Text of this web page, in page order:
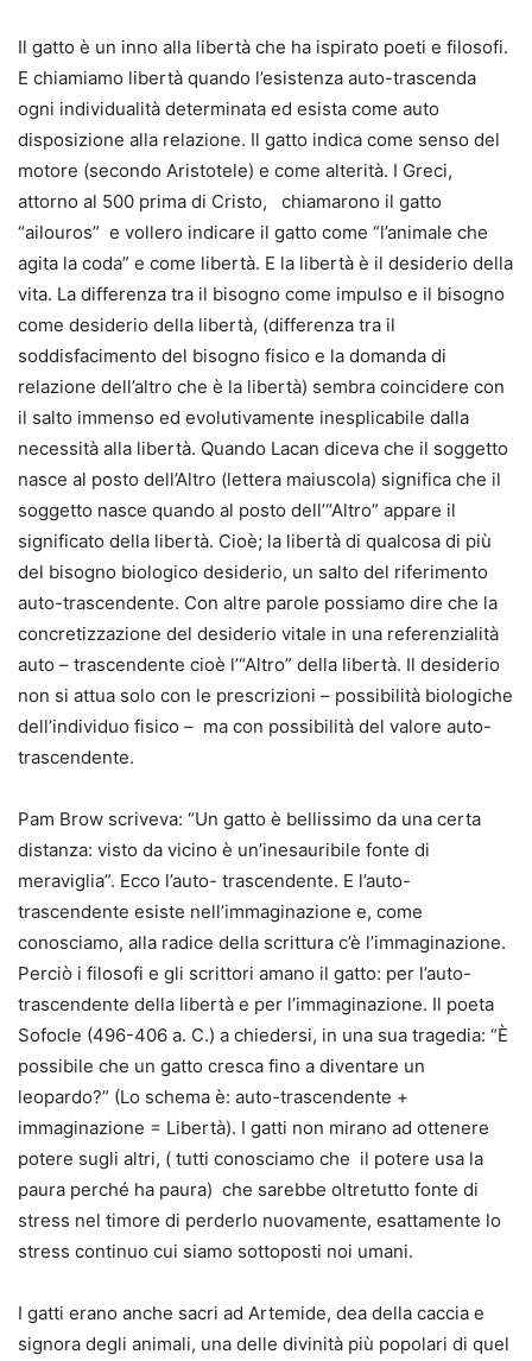
Il gatto è un inno alla libertà che ha ispirato poeti e filosofi.
E chiamiamo libertà quando l’esistenza auto-trascenda
ogni individualità determinata ed esista come auto
disposizione alla relazione. Il gatto indica come senso del
motore (secondo Aristotele) e come alterità. I Greci,
attorno al 500 prima di Cristo, chiamarono il gatto
“ailouros” e vollero indicare il gatto come “l’animale che
agita la coda” e come libertà. E la libertà è il desiderio della
vita. La differenza tra il bisogno come impulso e il bisogno
come desiderio della libertà, (differenza tra il
soddisfacimento del bisogno fisico e la domanda di
relazione dell’altro che è la libertà) sembra coincidere con
il salto immenso ed evolutivamente inesplicabile dalla
necessità alla libertà. Quando Lacan diceva che il soggetto
nasce al posto dell’Altro (lettera maiuscola) significa che il
soggetto nasce quando al posto dell’“Altro” appare il
significato della libertà. Cioè; la libertà di qualcosa di più
del bisogno biologico desiderio, un salto del riferimento
auto-trascendente. Con altre parole possiamo dire che la
concretizzazione del desiderio vitale in una referenzialità
auto – trascendente cioè l’“Altro” della libertà. Il desiderio
non si attua solo con le prescrizioni – possibilità biologiche
dell’individuo fisico – ma con possibilità del valore auto-
trascendente.
Pam Brow scriveva: “Un gatto è bellissimo da una certa
distanza: visto da vicino è un’inesauribile fonte di
meraviglia”. Ecco l’auto- trascendente. E l’auto-
trascendente esiste nell’immaginazione e, come
conosciamo, alla radice della scrittura c’è l’immaginazione.
Perciò i filosofi e gli scrittori amano il gatto: per l’auto-
trascendente della libertà e per l’immaginazione. Il poeta
Sofocle (496-406 a. C.) a chiedersi, in una sua tragedia: “È
possibile che un gatto cresca fino a diventare un
leopardo?” (Lo schema è: auto-trascendente +
immaginazione = Libertà). I gatti non mirano ad ottenere
potere sugli altri, ( tutti conosciamo che il potere usa la
paura perché ha paura) che sarebbe oltretutto fonte di
stress nel timore di perderlo nuovamente, esattamente lo
stress continuo cui siamo sottoposti noi umani.
I gatti erano anche sacri ad Artemide, dea della caccia e
signora degli animali, una delle divinità più popolari di quel